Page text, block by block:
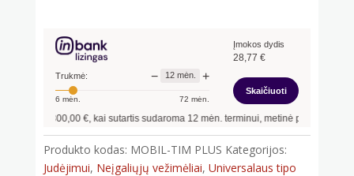
MOBIL
TIM
PLUS
Trukmė: − 12mėn. +
6 mėn. 72 mėn.
Įmokos dydis
28,77 €
Skaičiuoti
€, kai sutartis sudaroma12mėn. terminui, metinė palūkanų norma –
Produkto kodas: MOBIL-TIM PLUS Kategorijos:
Judėjimui, Neįgaliųjų vežimėliai, Universalaus tipo